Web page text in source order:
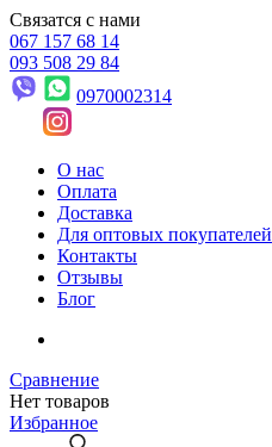
Связатся с нами
067 157 68 14
093 508 29 84
0970002314
О нас
Оплата
Доставка
Для оптовых покупателей
Контакты
Отзывы
Блог
Сравнение
Нет товаров
Избранное